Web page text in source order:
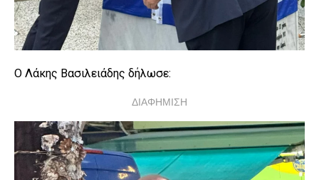
Ο Λάκης Βασιλειάδης δήλωσε:
ΔΙΑΦΗΜΙΣΗ